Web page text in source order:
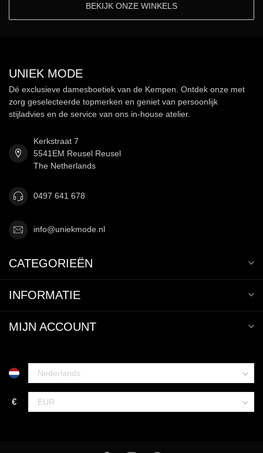
BEKIJK ONZE WINKELS
UNIEK MODE
Dé exclusieve damesboetiek van de Kempen. Ontdek onze met
zorg geselecteerde topmerken en geniet van persoonlijk
stijladvies en de service van ons in-house atelier.
Kerkstraat 7
5541EM Reusel Reusel
The Netherlands
0497 641 678
info@uniekmode.nl
CATEGORIEËN
INFORMATIE
MIJN ACCOUNT
€